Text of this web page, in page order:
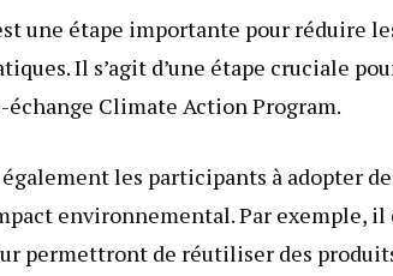
une étape importante pour réduire
Il s’agit d’une étape cruciale
échange Climate Action Program.
également les participants à adopter
environnemental. Par exemple, il
permettront de réutiliser des